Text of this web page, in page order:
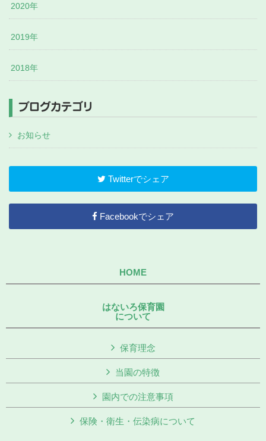
2020年
2019年
2018年
ブログカテゴリ
お知らせ
Twitterでシェア
Facebookでシェア
HOME
はないろ保育園
について
保育理念
当園の特徴
園内での注意事項
保険・衛生・伝染病について